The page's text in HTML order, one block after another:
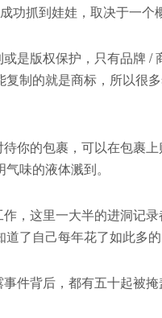
抓到娃娃，取决于一个
是版权保护，只有品牌
制的就是商标，所以很
你的包裹，可以在包裹
味的液体溅到。
，这里一大半的进洞记
了自己每年花了如此多
件背后，都有五十起被